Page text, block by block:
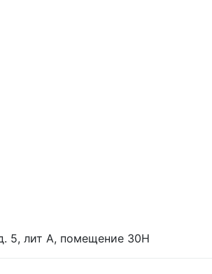
5, лит А, помещение 30Н